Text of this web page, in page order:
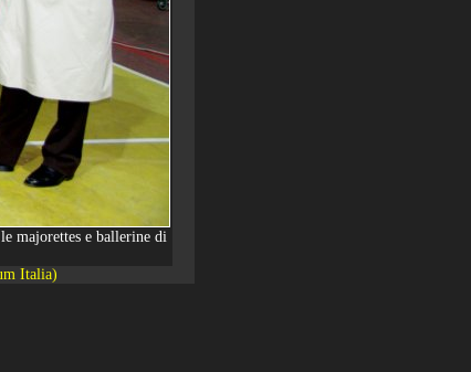
majorettes e ballerine di
Italia)